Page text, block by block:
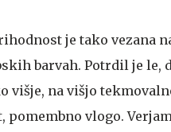
je tako vezana
barvah. Potrdil je le,
višje, na višjo
pomembno vlogo.